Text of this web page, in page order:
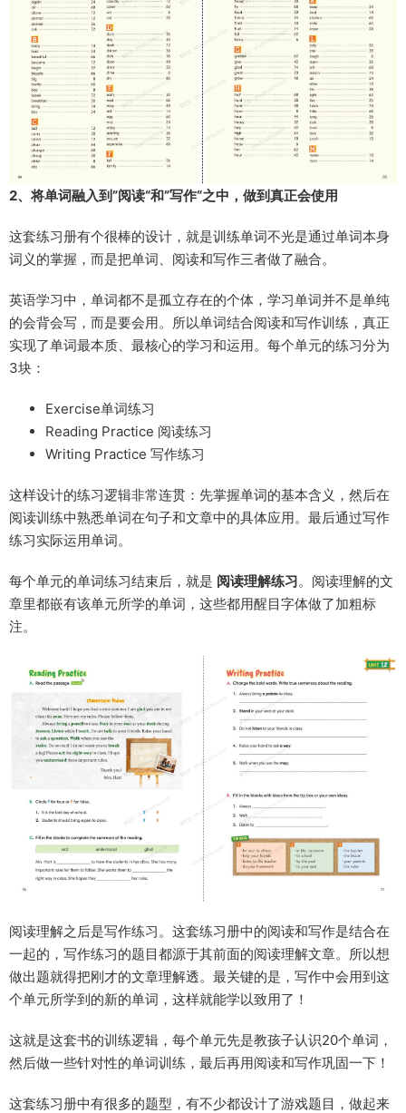
2、将单词融入到”阅读“和”写作“之中，做到真正会使用
这套练习册有个很棒的设计，就是训练单词不光是通过单词本身
词义的掌握，而是把单词、阅读和写作三者做了融合。
英语学习中，单词都不是孤立存在的个体，学习单词并不是单纯
的会背会写，而是要会用。所以单词结合阅读和写作训练，真正
实现了单词最本质、最核心的学习和运用。每个单元的练习分为
3块：
Exercise单词练习
Reading Practice 阅读练习
Writing Practice 写作练习
这样设计的练习逻辑非常连贯：先掌握单词的基本含义，然后在
阅读训练中熟悉单词在句子和文章中的具体应用。最后通过写作
练习实际运用单词。
每个单元的单词练习结束后，就是 阅读理解练习。阅读理解的文
章里都嵌有该单元所学的单词，这些都用醒目字体做了加粗标
注。
阅读理解之后是写作练习。这套练习册中的阅读和写作是结合在
一起的，写作练习的题目都源于其前面的阅读理解文章。所以想
做出题就得把刚才的文章理解透。最关键的是，写作中会用到这
个单元所学到的新的单词，这样就能学以致用了！
这就是这套书的训练逻辑，每个单元先是教孩子认识20个单词，
然后做一些针对性的单词训练，最后再用阅读和写作巩固一下！
这套练习册中有很多的题型，有不少都设计了游戏题目，做起来